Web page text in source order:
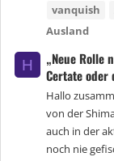
vanquish
Ausland
H
„Neue Rolle
Certate oder
Hallo
von der
auch in der
noch nie